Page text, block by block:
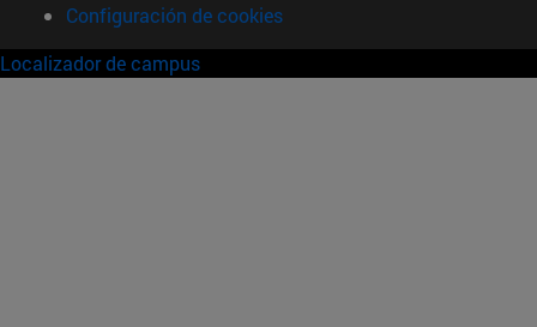
Configuración de cookies
Localizador de campus